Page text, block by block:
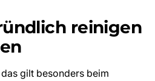
reinigen
gilt besonders beim